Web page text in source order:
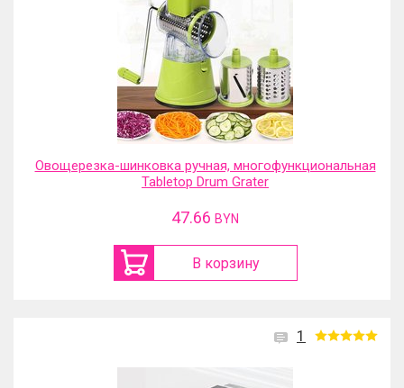
Овощерезка-шинковка ручная, многофункциональная
Tabletop Drum Grater
47.66 BYN
В корзину
1